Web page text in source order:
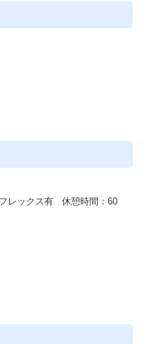
レックス有 休憩時間：60